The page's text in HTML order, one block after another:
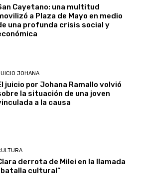
Cayetano: una multitud
a Plaza de Mayo en medio
una profunda crisis social y
JOHANA
juicio por Johana Ramallo volvió
la situación de una joven
a la causa
derrota de Milei en la llamada
cultural”